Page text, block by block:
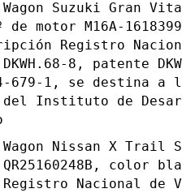
Suzuki Gran
de motor M16A-
Registro
8, patente
679-1, se destina a
del Instituto de
Wagon Nissan X Trail
color
Nacional de